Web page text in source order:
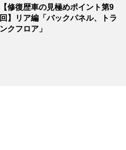
【修復歴車の見極めポイント第9
回】リア編「バックパネル、トラ
ンクフロア」